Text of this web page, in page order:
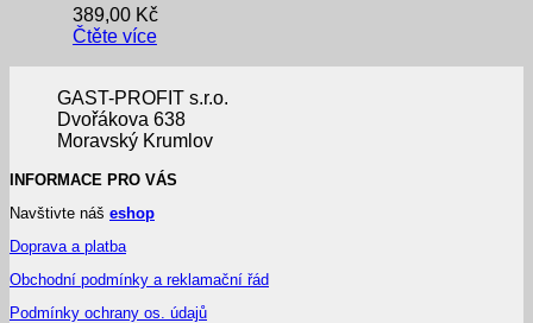
389,00 Kč
Čtěte více
GAST-PROFIT s.r.o.
Dvořákova 638
Moravský Krumlov
INFORMACE PRO VÁS
Navštivte náš eshop
Doprava a platba
Obchodní podmínky a reklamační řád
Podmínky ochrany os. údajů